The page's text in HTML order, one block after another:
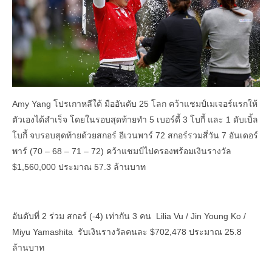
Amy Yang โปรเกาหลีใต้ มืออันดับ 25 โลก คว้าแชมป์เมเจอร์แรกให้
ตัวเองได้สำเร็จ โดยในรอบสุดท้ายทำ 5 เบอร์ดี้ 3 โบกี้ และ 1 ดับเบิ้ล
โบกี้ จบรอบสุดท้ายด้วยสกอร์ อีเวนพาร์ 72 สกอร์รวมสี่วัน 7 อันเดอร์
พาร์ (70 – 68 – 71 – 72) คว้าแชมป์ไปครองพร้อมเงินรางวัล
$1,560,000 ประมาณ 57.3 ล้านบาท
อันดับที่ 2 ร่วม สกอร์ (-4) เท่ากัน 3 คน Lilia Vu / Jin Young Ko /
Miyu Yamashita รับเงินรางวัลคนละ $702,478 ประมาณ 25.8
ล้านบาท